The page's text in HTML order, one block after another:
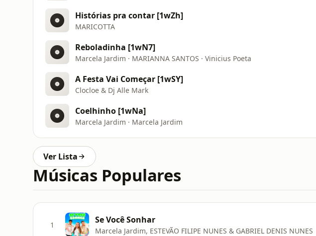
Histórias pra contar [1wZh]
MARICOTTA
Reboladinha [1wN7]
Marcela Jardim · MARIANNA SANTOS · Vinicius Poeta
A Festa Vai Começar [1wSY]
Clocloe & Dj Alle Mark
Coelhinho [1wNa]
Marcela Jardim · Marcela Jardim
Ver Lista
Músicas Populares
1 Se Você Sonhar
Marcela Jardim, ESTEVÃO FILIPE NUNES & GABRIEL DENIS NUNES